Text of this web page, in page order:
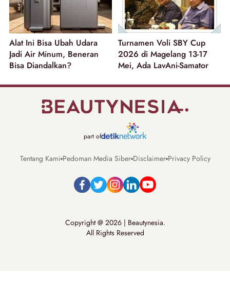
Alat Ini Bisa Ubah Udara
Jadi Air Minum, Beneran
Bisa Diandalkan?
Turnamen Voli SBY Cup
2026 di Magelang 13-17
Mei, Ada LavAni-Samator
part of
Tentang Kami Pedoman Media Siber Disclaimer Privacy Policy
Copyright @ 2026 | Beautynesia.
All Rights Reserved